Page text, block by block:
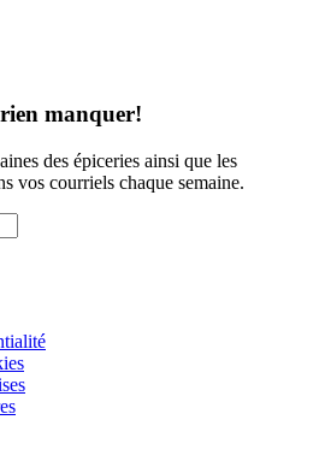
manquer!
des épiceries ainsi que les
vos courriels chaque semaine.